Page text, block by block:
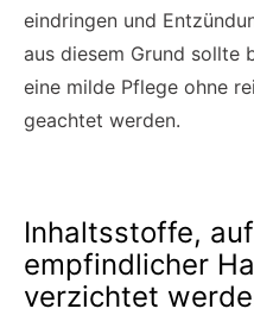
eindringen und
aus diesem Grund sollte
eine milde Pflege ohne
geachtet werden.
Inhaltsstoffe,
empfindlicher
verzichtet